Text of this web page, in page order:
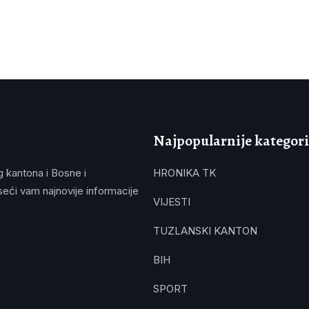
kantona i Bosne i
vam najnovije informacije
Najpopularnije
HRONIKA TK
VIJESTI
TUZLANSKI KANTON
BIH
SPORT